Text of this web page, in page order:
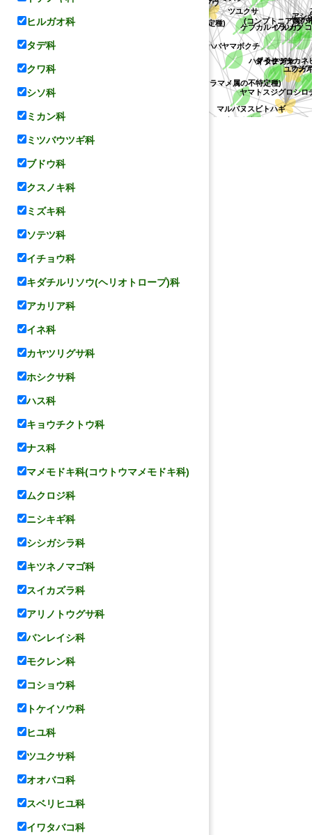
ツユクサ
カ
ケブカルイラソウ
セイロン
キダチニンドウ
ツルカノコソウ
ヤマキ
リュウキュウミスジ
ダイセツタカ
ヘ
アシタバ
フジアザミ
ミツバ
オオハナウド
(Selinum属
(コンプトニ
コマクサ
ハバヤマボクチ
ハクラクジュ
イタチガヤ
(ソラマメ属の不特定種)
ヒルガオ科
タデ科
クワ科
シソ科
ミカン科
ミツバウツギ科
ブドウ科
クスノキ科
ミズキ科
ソテツ科
イチョウ科
キダチルリソウ(ヘリオトロープ)科
アカリア科
イネ科
カヤツリグサ科
ホシクサ科
ハス科
キョウチクトウ科
ナス科
マメモドキ科(コウトウマメモドキ科)
ムクロジ科
ニシキギ科
シシガシラ科
キツネノマゴ科
スイカズラ科
アリノトウグサ科
バンレイシ科
モクレン科
コショウ科
トケイソウ科
ヒユ科
ツユクサ科
オオバコ科
スベリヒユ科
イワタバコ科